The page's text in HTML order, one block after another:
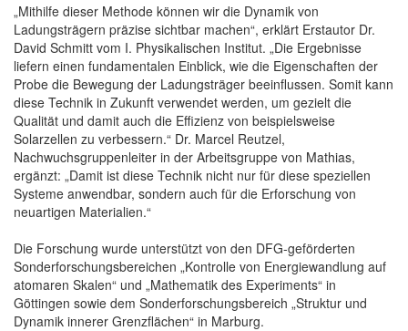
„Mithilfe dieser Methode können wir die Dynamik von
Ladungsträgern präzise sichtbar machen“, erklärt Erstautor Dr.
David Schmitt vom I. Physikalischen Institut. „Die Ergebnisse
liefern einen fundamentalen Einblick, wie die Eigenschaften der
Probe die Bewegung der Ladungsträger beeinflussen. Somit kann
diese Technik in Zukunft verwendet werden, um gezielt die
Qualität und damit auch die Effizienz von beispielsweise
Solarzellen zu verbessern.“ Dr. Marcel Reutzel,
Nachwuchsgruppenleiter in der Arbeitsgruppe von Mathias,
ergänzt: „Damit ist diese Technik nicht nur für diese speziellen
Systeme anwendbar, sondern auch für die Erforschung von
neuartigen Materialien.“
Die Forschung wurde unterstützt von den DFG-geförderten
Sonderforschungsbereichen „Kontrolle von Energiewandlung auf
atomaren Skalen“ und „Mathematik des Experiments“ in
Göttingen sowie dem Sonderforschungsbereich „Struktur und
Dynamik innerer Grenzflächen“ in Marburg.